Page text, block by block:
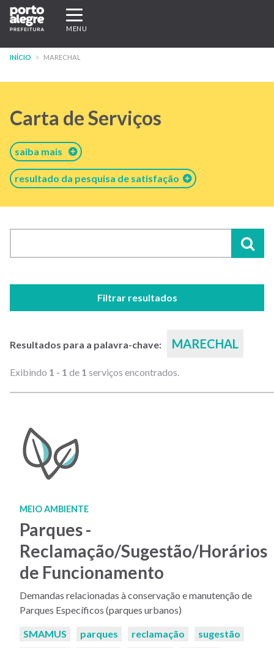
Pular
para
conteúdo
Expandir/recolher
navegação
MENU
INÍCIO MARECHAL
Carta de Serviços
saiba mais
resultado da pesquisa de satisfação
Filtrar resultados
Resultados para a palavra-chave: MARECHAL
Exibindo 1 - 1 de 1 serviços encontrados.
MEIO AMBIENTE
Parques -
Reclamação/Sugestão/Horários
de Funcionamento
Demandas relacionadas à conservação e manutenção de
Parques Específicos (parques urbanos)
Palavras-
SMAMUS parques reclamação
sugestão